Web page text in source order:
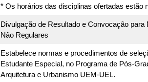
* Os horários das disciplinas ofertadas estão
Divulgação de Resultado e Convocação
Não Regulares
Estabelece normas e procedimentos de
Estudante Especial, no Programa de Pós-
Arquitetura e Urbanismo UEM-UEL.